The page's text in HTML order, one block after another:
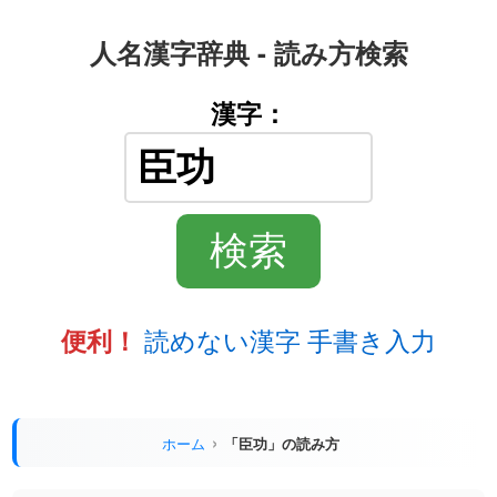
人名漢字辞典 - 読み方検索
漢字：
便利！ 読めない漢字 手書き入力
ホーム 「臣功」の読み方